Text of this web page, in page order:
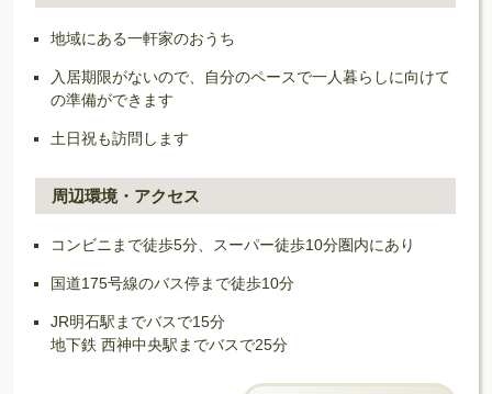
地域にある一軒家のおうち
入居期限がないので、自分のペースで一人暮らしに向けて
の準備ができます
土日祝も訪問します
周辺環境・アクセス
コンビニまで徒歩5分、スーパー徒歩10分圏内にあり
国道175号線のバス停まで徒歩10分
JR明石駅までバスで15分
地下鉄 西神中央駅までバスで25分